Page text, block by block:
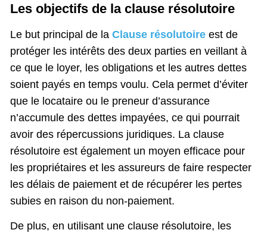
Les objectifs de la clause résolutoire
Le but principal de la Clause résolutoire est de
protéger les intérêts des deux parties en veillant à
ce que le loyer, les obligations et les autres dettes
soient payés en temps voulu. Cela permet d’éviter
que le locataire ou le preneur d’assurance
n’accumule des dettes impayées, ce qui pourrait
avoir des répercussions juridiques. La clause
résolutoire est également un moyen efficace pour
les propriétaires et les assureurs de faire respecter
les délais de paiement et de récupérer les pertes
subies en raison du non-paiement.
De plus, en utilisant une clause résolutoire, les